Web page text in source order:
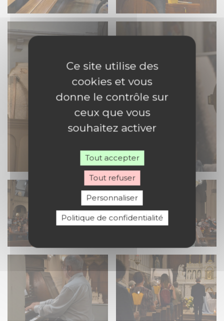
Ce site utilise des
cookies et vous
donne le contrôle sur
ceux que vous
souhaitez activer
Tout accepter
Tout refuser
Personnaliser
Politique de confidentialité